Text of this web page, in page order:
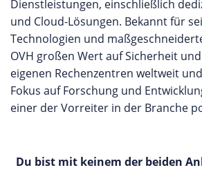
Dienstleistungen, einschließlich
und Cloud-Lösungen. Bekannt für
Technologien und
OVH großen Wert auf Sicherheit
eigenen Rechenzentren weltweit
Fokus auf Forschung und
einer der Vorreiter in der Branche
Du bist mit keinem der beiden